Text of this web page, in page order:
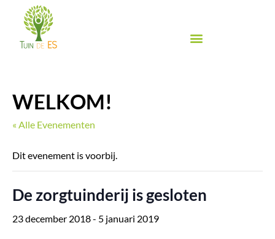
WELKOM!
« Alle Evenementen
Dit evenement is voorbij.
De zorgtuinderij is gesloten
23 december 2018- 5 januari 2019